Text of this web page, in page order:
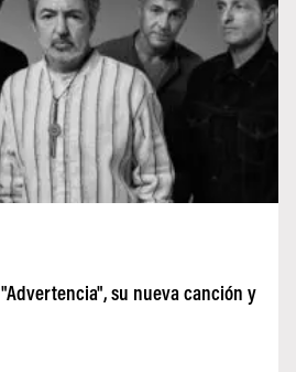
su nueva canción y